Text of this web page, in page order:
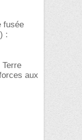
fusée
:
aux